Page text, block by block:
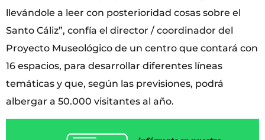
llevándole a leer con posterioridad cosas sobre el
Santo Cáliz”, confía el director / coordinador del
Proyecto Museológico de un centro que contará con
16 espacios, para desarrollar diferentes líneas
temáticas y que, según las previsiones, podrá
albergar a 50.000 visitantes al año.